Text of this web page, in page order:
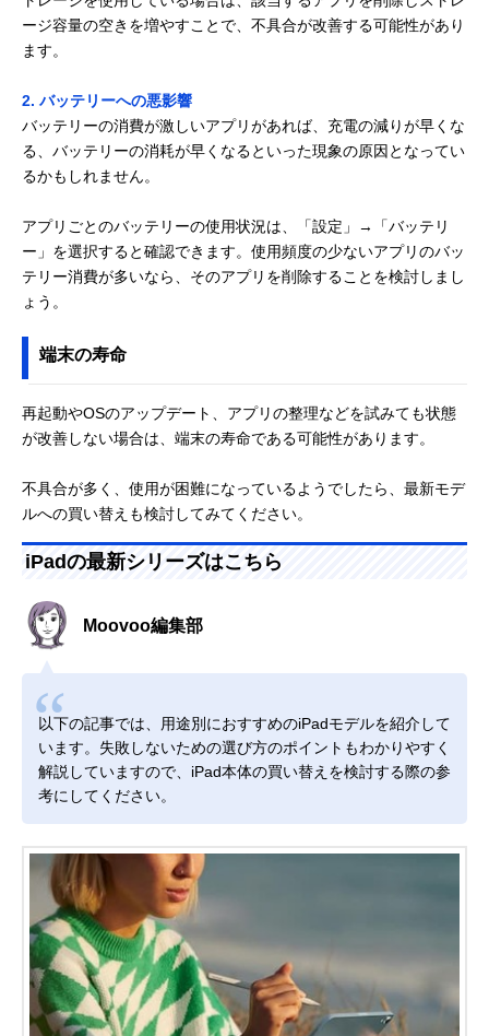
ージ容量の空きを増やすことで、不具合が改善する可能性があり
ます。
2. バッテリーへの悪影響
バッテリーの消費が激しいアプリがあれば、充電の減りが早くな
る、バッテリーの消耗が早くなるといった現象の原因となってい
るかもしれません。
アプリごとのバッテリーの使用状況は、「設定」→「バッテリ
ー」を選択すると確認できます。使用頻度の少ないアプリのバッ
テリー消費が多いなら、そのアプリを削除することを検討しまし
ょう。
端末の寿命
再起動やOSのアップデート、アプリの整理などを試みても状態
が改善しない場合は、端末の寿命である可能性があります。
不具合が多く、使用が困難になっているようでしたら、最新モデ
ルへの買い替えも検討してみてください。
iPadの最新シリーズはこちら
Moovoo編集部
以下の記事では、用途別におすすめのiPadモデルを紹介して
います。失敗しないための選び方のポイントもわかりやすく
解説していますので、iPad本体の買い替えを検討する際の参
考にしてください。